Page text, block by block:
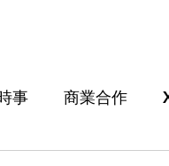
事 商業合作